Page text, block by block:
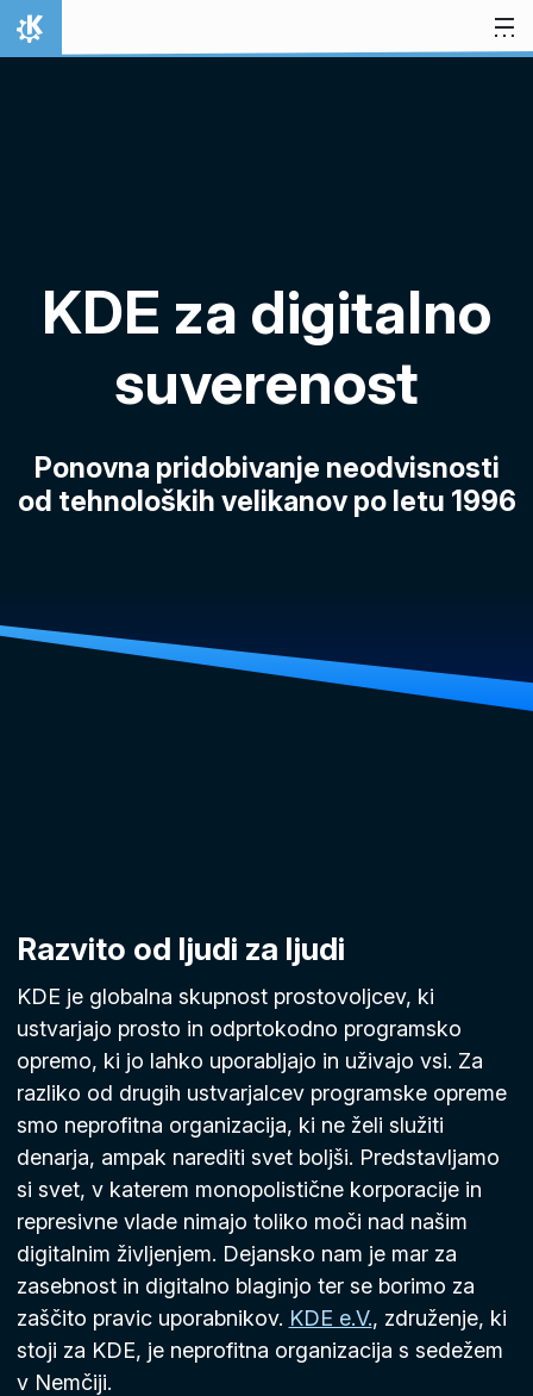
Preskoči na vsebino
Domov
KDE za digitalno
suverenost
Ponovna pridobivanje neodvisnosti
od tehnoloških velikanov po letu 1996
Razvito od ljudi za ljudi
KDE je globalna skupnost prostovoljcev, ki
ustvarjajo prosto in odprtokodno programsko
opremo, ki jo lahko uporabljajo in uživajo vsi. Za
razliko od drugih ustvarjalcev programske opreme
smo neprofitna organizacija, ki ne želi služiti
denarja, ampak narediti svet boljši. Predstavljamo
si svet, v katerem monopolistične korporacije in
represivne vlade nimajo toliko moči nad našim
digitalnim življenjem. Dejansko nam je mar za
zasebnost in digitalno blaginjo ter se borimo za
zaščito pravic uporabnikov. KDE e.V., združenje, ki
stoji za KDE, je neprofitna organizacija s sedežem
v Nemčiji.